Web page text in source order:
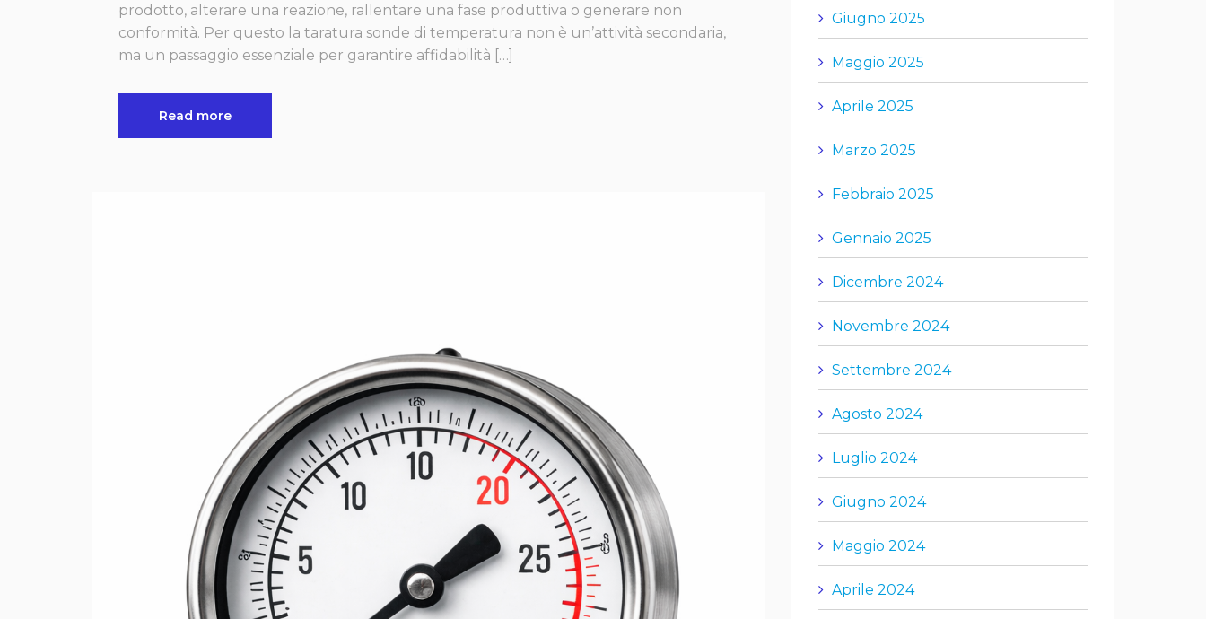
prodotto, alterare una reazione, rallentare una fase produttiva o generare non
conformità. Per questo la taratura sonde di temperatura non è un’attività secondaria,
ma un passaggio essenziale per garantire affidabilità […]
Read more
Giugno 2025
Maggio 2025
Aprile 2025
Marzo 2025
Febbraio 2025
Gennaio 2025
Dicembre 2024
Novembre 2024
Settembre 2024
Agosto 2024
Luglio 2024
Giugno 2024
Maggio 2024
Aprile 2024